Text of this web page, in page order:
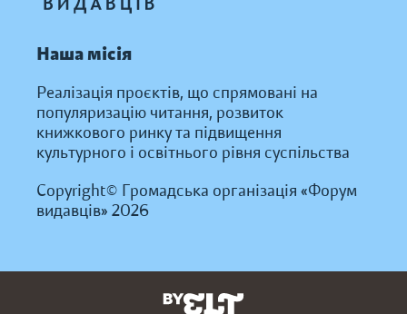
Наша місія
Реалізація проєктів, що спрямовані на
популяризацію читання, розвиток
книжкового ринку та підвищення
культурного і освітнього рівня суспільства
Copyright© Громадська організація «Форум
видавців» 2026